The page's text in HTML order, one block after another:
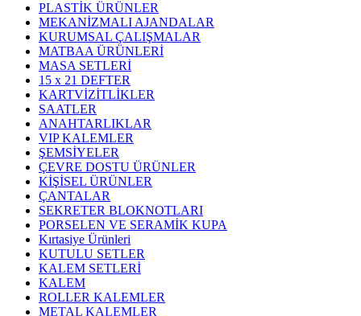
PLASTİK ÜRÜNLER
MEKANİZMALI AJANDALAR
KURUMSAL ÇALIŞMALAR
MATBAA ÜRÜNLERİ
MASA SETLERİ
15 x 21 DEFTER
KARTVİZİTLİKLER
SAATLER
ANAHTARLIKLAR
VIP KALEMLER
ŞEMSİYELER
ÇEVRE DOSTU ÜRÜNLER
KİŞİSEL ÜRÜNLER
ÇANTALAR
SEKRETER BLOKNOTLARI
PORSELEN VE SERAMİK KUPA
Kırtasiye Ürünleri
KUTULU SETLER
KALEM SETLERİ
KALEM
ROLLER KALEMLER
METAL KALEMLER